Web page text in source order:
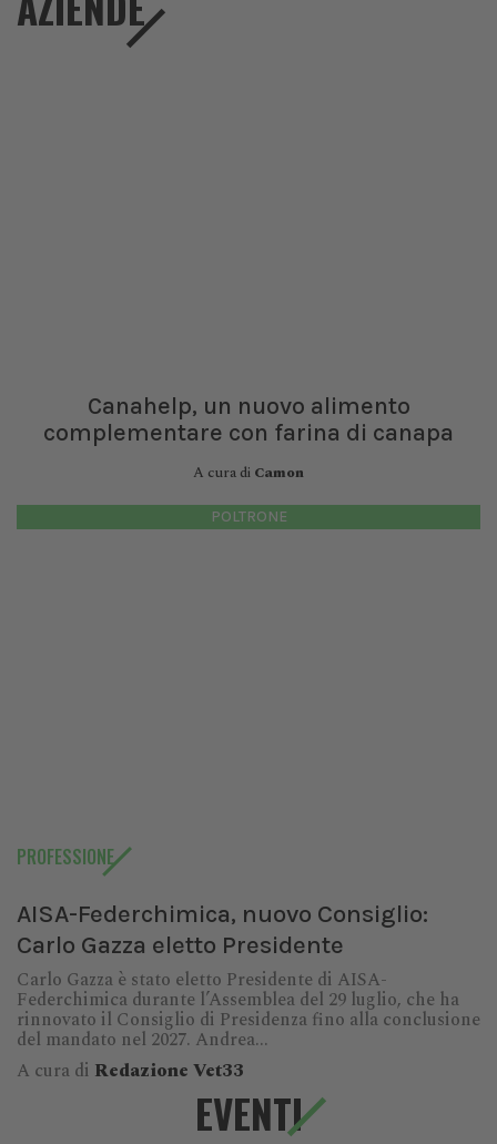
Canahelp, un nuovo alimento
complementare con farina di canapa
A cura di Camon
POLTRONE
PROFESSIONE
AISA-Federchimica, nuovo Consiglio:
Carlo Gazza eletto Presidente
Carlo Gazza è stato eletto Presidente di AISA-
Federchimica durante l’Assemblea del 29 luglio, che ha
rinnovato il Consiglio di Presidenza fino alla conclusione
del mandato nel 2027. Andrea...
A cura di Redazione Vet33
EVENTI